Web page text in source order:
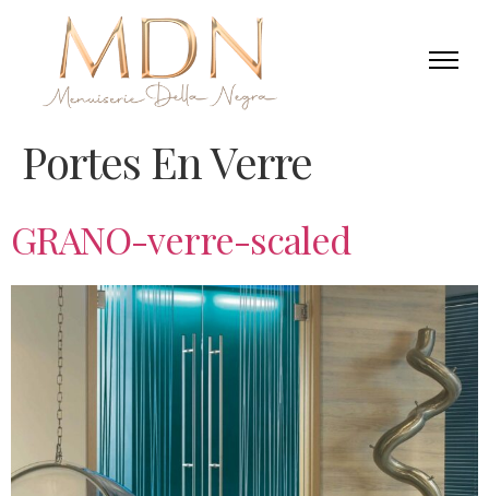
Portes En Verre
GRANO-verre-scaled